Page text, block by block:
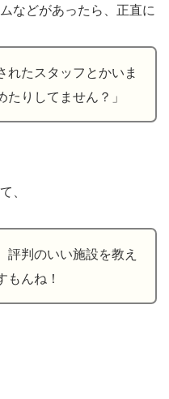
などがあったら、正直に
れたスタッフとかいま
たりしてません？」
、
評判のいい施設を教え
もんね！